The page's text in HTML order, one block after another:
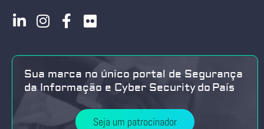
Sua marca no único portal de Segurança
da Informação e Cyber Security do País
Seja um patrocinador